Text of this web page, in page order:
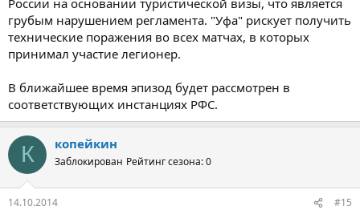
грубым нарушением регламента. "Уфа" рискует получить
технические поражения во всех матчах, в которых
принимал участие легионер.
В ближайшее время эпизод будет рассмотрен в
соответствующих инстанциях РФС.
К копейкин
Заблокирован Рейтинг сезона: 0
14.10.2014 #15